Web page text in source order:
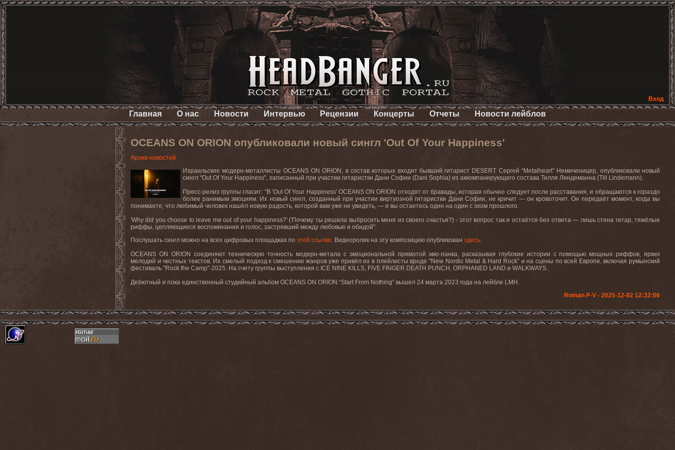
Вход
Главная О нас Новости Интервью Рецензии Концерты Отчеты Новости лейблов
OCEANS ON ORION опубликовали новый сингл 'Out Of Your Happiness'
Архив новостей
Израильские модерн-металлисты OCEANS ON ORION , в состав которых входит бывший гитарист DESERT Сергей “Metalheart” Немиченицер, опубликовали новый
сингл "Out Of Your Happiness", записанный при участии гитаристки Дани Софии (Dani Sophia) из аккомпанирующего состава Тилля Линдеманна (Till Lindemann).
Пресс-релиз группы гласит: "В 'Out Of Your Happiness' OCEANS ON ORION отходят от бравады, которая обычно следует после расставания, и обращаются к гораздо
более ранимым эмоциям. Их новый сингл, созданный при участии виртуозной гитаристки Дани Софии, не кричит — он кровоточит. Он передаёт момент, когда вы
понимаете, что любимый человек нашёл новую радость, которой вам уже не увидеть, — и вы остаетесь один на один с эхом прошлого.
'Why did you choose to leave me out of your happiness?' ('Почему ты решила выбросить меня из своего счастья?) - этот вопрос так и остаётся без ответа — лишь стена гитар, тяжёлые
риффы, цепляющиеся воспоминания и голос, застрявший между любовью и обидой".
Послушать сингл можно на всех цифровых площадках по этой ссылке. Видеоролик на эту композицию опубликован здесь.
OCEANS ON ORION соединяют техническую точность модерн-метала с эмоциональной прямотой эмо-панка, расказывая глубокие истории с помощью мощных риффов, ярких
мелодий и честных текстов. Их смелый подход к смешению жанров уже привёл их в плейлисты вроде "New Nordic Metal & Hard Rock" и на сцены по всей Европе, включая румынский
фестиваль "Rock the Camp"-2025. На счету группы выступления с ICE NINE KILLS, FIVE FINGER DEATH PUNCH, ORPHANED LAND и WALKWAYS.
Дебютный и пока единственный студийный альбом OCEANS ON ORION “Start From Nothing” вышел 24 марта 2023 года на лейбле LMH .
Roman P-V - 2025-12-02 12:32:06